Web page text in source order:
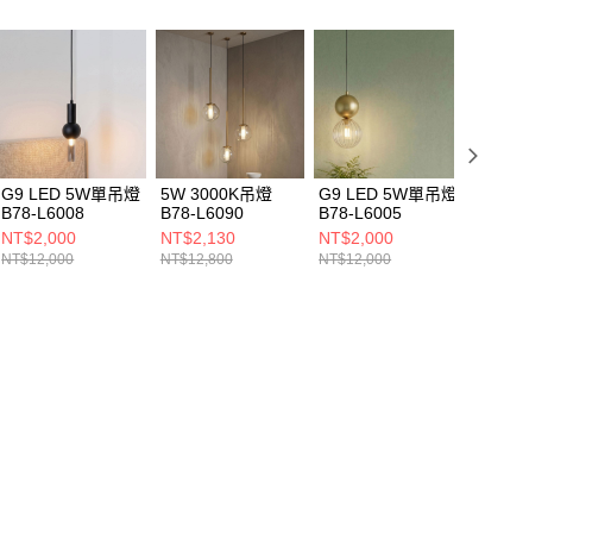
G9 LED 5W單吊燈
B78-L6008
NT$2,000
NT$12,000
5W 3000K吊燈
B78-L6090
NT$2,130
NT$12,800
G9 LED 5W單吊燈
B78-L6005
NT$2,000
NT$12,000